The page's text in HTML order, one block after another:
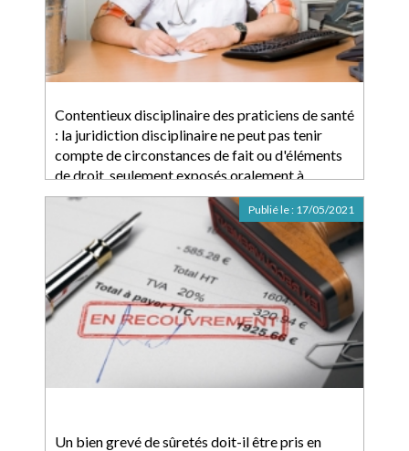
Contentieux disciplinaire des praticiens de santé
: la juridiction disciplinaire ne peut pas tenir
compte de circonstances de fait ou d'éléments
de droit, seulement exposés oralement à
l'audience
Un bien grevé de sûretés doit-il être pris en
Publié le : 17/05/2021